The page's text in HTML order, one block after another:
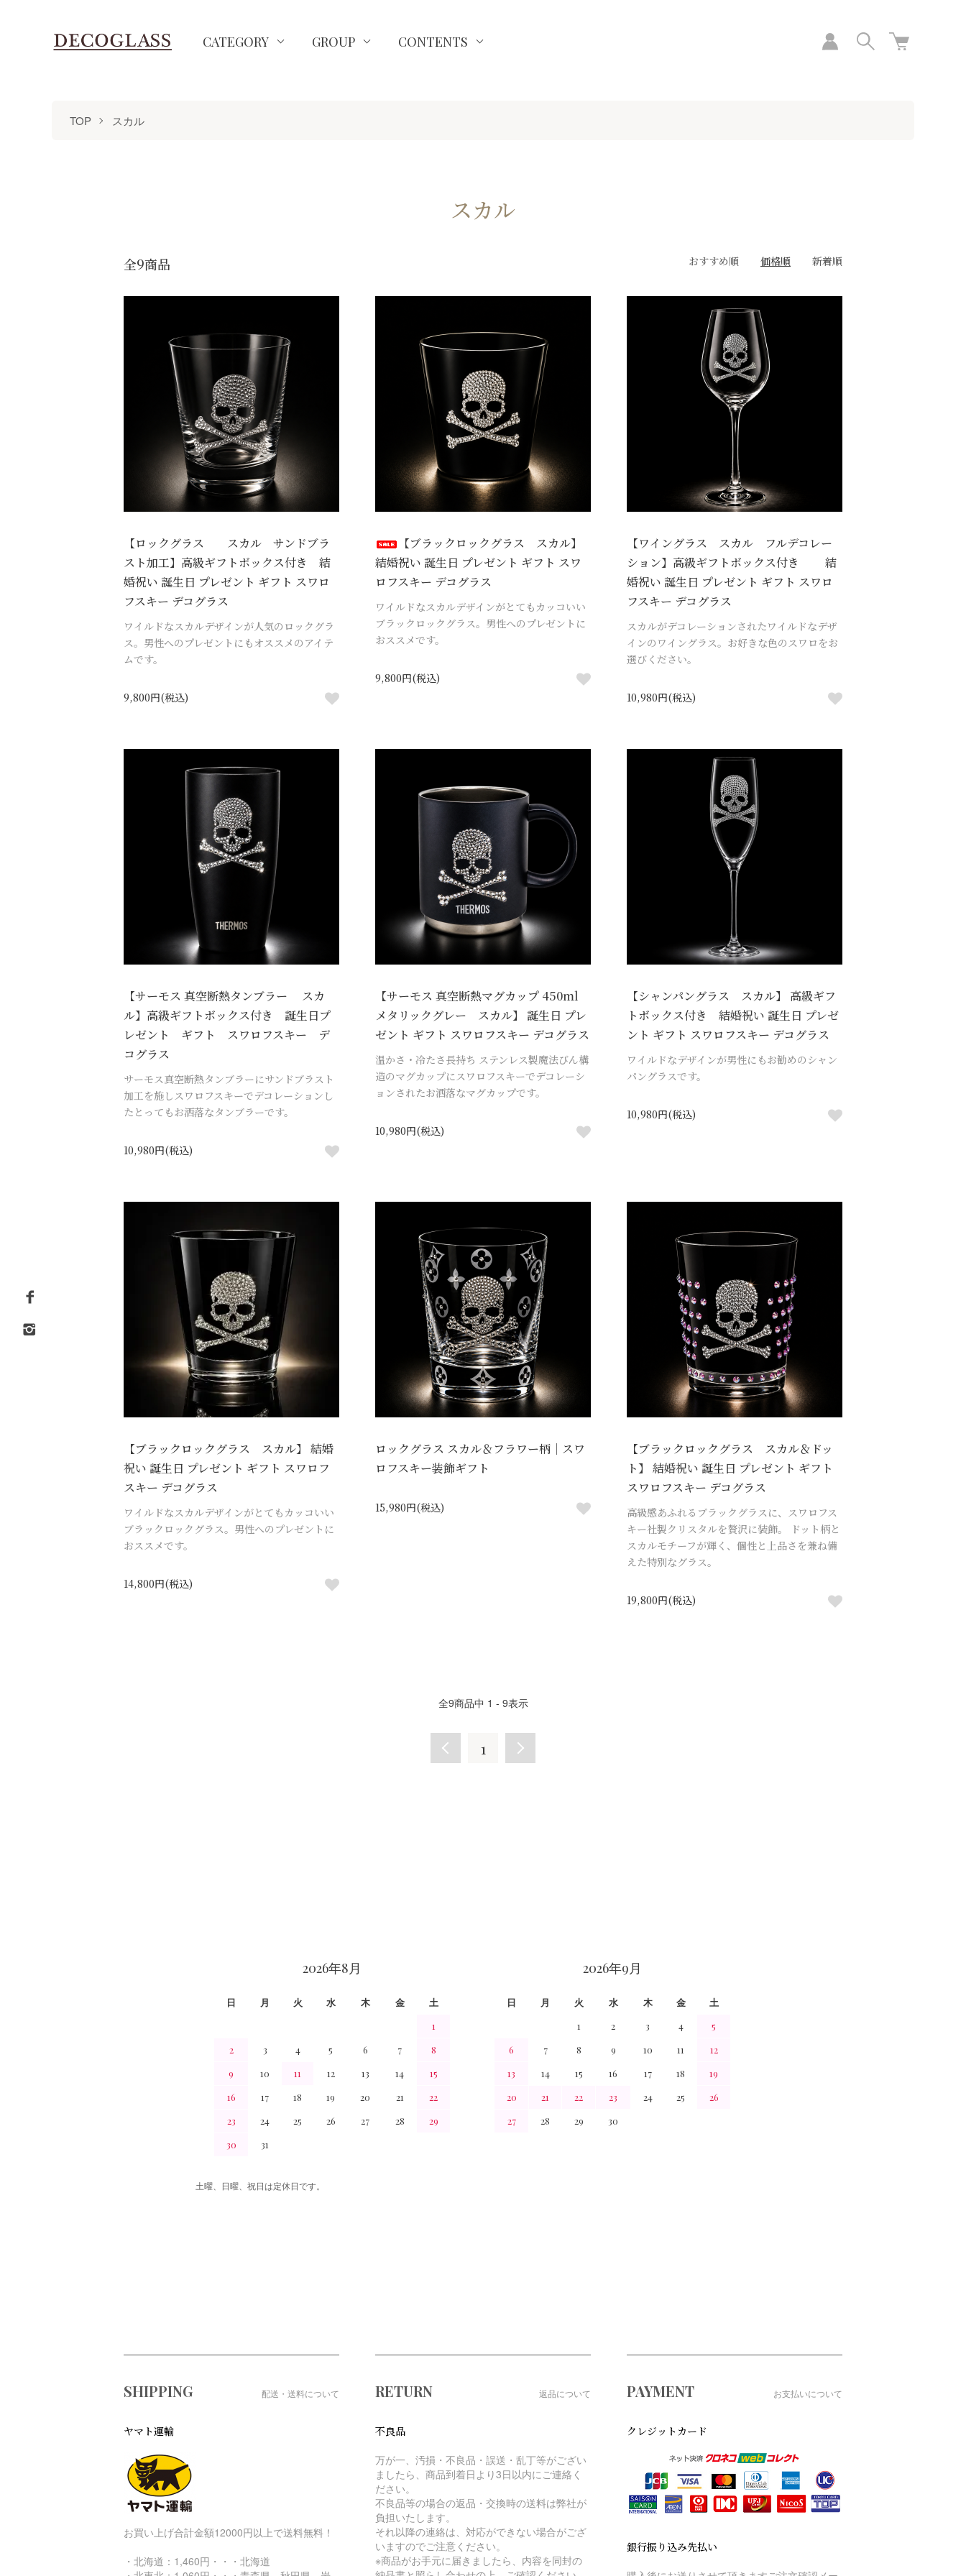
CATEGORY GROUP CONTENTS
TOP スカル
スカル
全9商品 おすすめ順 価格順 新着順
【ロックグラス スカル サンドブラ
スト加工】高級ギフトボックス付き 結
婚祝い 誕生日 プレゼント ギフト スワロ
フスキー デコグラス
ワイルドなスカルデザインが人気のロックグラ
ス。男性へのプレゼントにもオススメのアイテ
ムです。
9,800円(税込)
【ブラックロックグラス スカル】
結婚祝い 誕生日 プレゼント ギフト スワ
ロフスキー デコグラス
ワイルドなスカルデザインがとてもカッコいい
ブラックロックグラス。男性へのプレゼントに
おススメです。
9,800円(税込)
【ワイングラス スカル フルデコレー
ション】高級ギフトボックス付き 結
婚祝い 誕生日 プレゼント ギフト スワロ
フスキー デコグラス
スカルがデコレーションされたワイルドなデザ
インのワイングラス。お好きな色のスワロをお
選びください。
10,980円(税込)
【サーモス 真空断熱タンブラー スカ
ル】高級ギフトボックス付き 誕生日プ
レゼント ギフト スワロフスキー デ
コグラス
サーモス真空断熱タンブラーにサンドブラスト
加工を施しスワロフスキーでデコレーションし
たとってもお洒落なタンブラーです。
10,980円(税込)
【サーモス 真空断熱マグカップ 450ml
メタリックグレー スカル】 誕生日 プレ
ゼント ギフト スワロフスキー デコグラス
温かさ・冷たさ長持ち ステンレス製魔法びん構
造のマグカップにスワロフスキーでデコレーシ
ョンされたお洒落なマグカップです。
10,980円(税込)
【シャンパングラス スカル】 高級ギフ
トボックス付き 結婚祝い 誕生日 プレゼ
ント ギフト スワロフスキー デコグラス
ワイルドなデザインが男性にもお勧めのシャン
パングラスです。
10,980円(税込)
【ブラックロックグラス スカル】 結婚
祝い 誕生日 プレゼント ギフト スワロフ
スキー デコグラス
ワイルドなスカルデザインがとてもカッコいい
ブラックロックグラス。男性へのプレゼントに
おススメです。
14,800円(税込)
ロックグラス スカル＆フラワー柄｜スワ
ロフスキー装飾ギフト
15,980円(税込)
【ブラックロックグラス スカル＆ドッ
ト】 結婚祝い 誕生日 プレゼント ギフト
スワロフスキー デコグラス
高級感あふれるブラックグラスに、スワロフス
キー社製クリスタルを贅沢に装飾。 ドット柄と
スカルモチーフが輝く、個性と上品さを兼ね備
えた特別なグラス。
19,800円(税込)
全9商品中 1 - 9表示
1
2026年8月
日 月 火 水 木 金
土
1
2
3 4 5 6 7
8
9
10 11 12 13 14
15
16
17 18 19 20 21
22
23
24 25 26 27 28
29
30
31
2026年9月
日 月 火 水 木 金
土
1
2 3 4
5
6
7 8 9 10 11
12
13
14 15 16 17 18
19
20
21 22 23 24 25
26
27
28 29 30
土曜、日曜、祝日は定休日です。
SHIPPING 配送・送料について
ヤマト運輸
お買い上げ合計金額12000円以上で送料無料！
・北海道：1,460円・・・北海道
RETURN 返品について
不良品
万が一、汚損・不良品・誤送・乱丁等がござい
ましたら、商品到着日より3日以内にご連絡く
ださい。
不良品等の場合の返品・交換時の送料は弊社が
負担いたします。
それ以降の連絡は、対応ができない場合がござ
いますのでご注意ください。
※商品がお手元に届きましたら、内容を同封の
PAYMENT お支払いについて
クレジットカード
銀行振り込み先払い